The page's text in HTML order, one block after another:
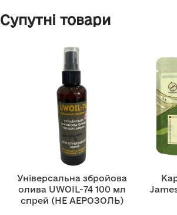
Супутні товари
Універсальна збройова
олива UWOIL-74 100 мл
спрей (НЕ АЕРОЗОЛЬ)